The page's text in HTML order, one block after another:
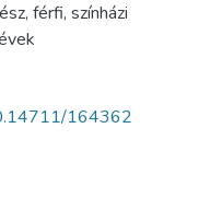
, férfi, színházi
164362